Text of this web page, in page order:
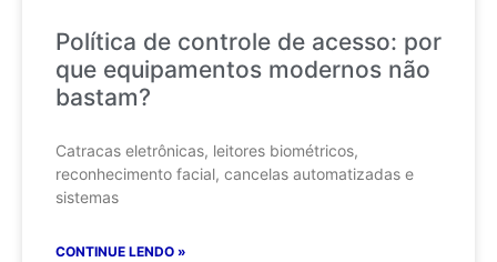
Política de controle de acesso: por
que equipamentos modernos não
bastam?
Catracas eletrônicas, leitores biométricos,
reconhecimento facial, cancelas automatizadas e
sistemas
CONTINUE LENDO »